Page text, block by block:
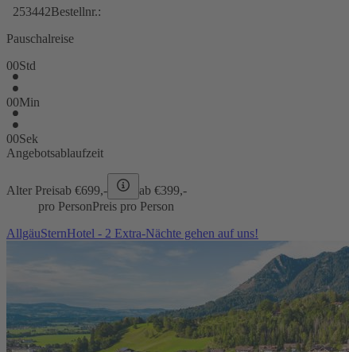
253442Bestellnr.:
Pauschalreise
00Std
00Min
00Sek
Angebotsablaufzeit
Alter Preisab €699,- ab €399,-
pro PersonPreis pro Person
AllgäuSternHotel - 2 Extra-Nächte gehen auf uns!